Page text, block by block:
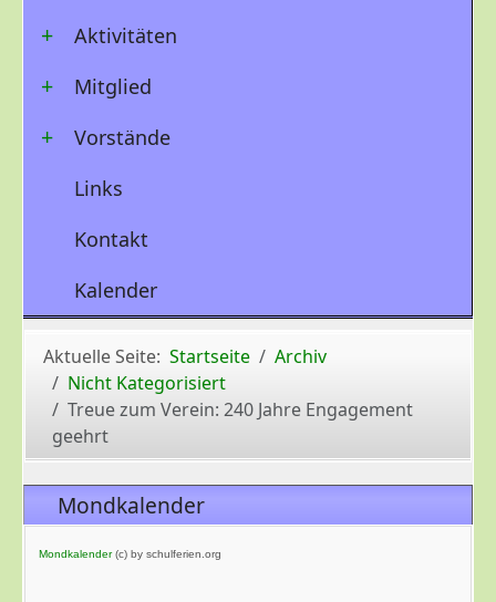
Aktivitäten
Mitglied
Vorstände
Links
Kontakt
Kalender
Aktuelle Seite: Startseite
Archiv
Nicht Kategorisiert
Treue zum Verein: 240 Jahre Engagement
geehrt
Mondkalender
Mondkalender(c) by schulferien.org